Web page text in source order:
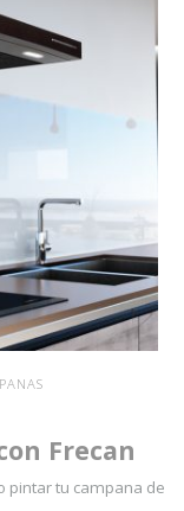
Frecan
pintar tu campana de